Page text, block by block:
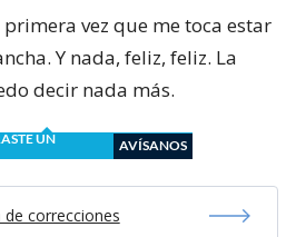
vez que me toca estar
Y nada, feliz, feliz. La
decir nada más.
UN
AVÍSANOS
de correcciones